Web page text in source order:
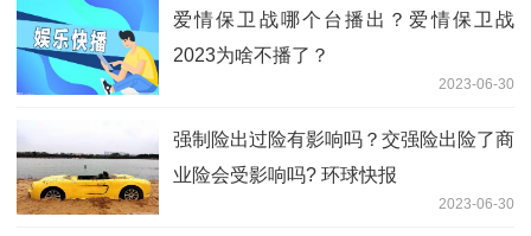
爱情保卫战哪个台播出？爱情保卫战
2023为啥不播了？
2023-06-30
强制险出过险有影响吗？交强险出险了商
业险会受影响吗? 环球快报
2023-06-30